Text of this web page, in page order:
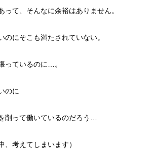
って、そんなに余裕はありません。
のにそこも満たされていない。
っているのに…。
のに
削って働いているのだろう…
、考えてしまいます）